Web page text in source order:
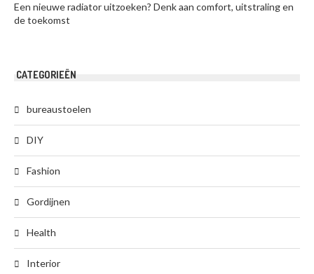
Een nieuwe radiator uitzoeken? Denk aan comfort, uitstraling en
de toekomst
CATEGORIEËN
bureaustoelen
DIY
Fashion
Gordijnen
Health
Interior